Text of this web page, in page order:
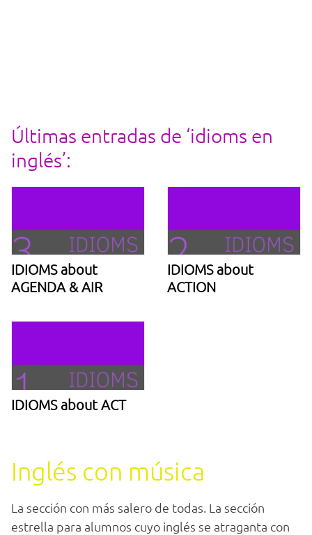
Últimas entradas de ‘idioms en
inglés’:
IDIOMS about
AGENDA & AIR
IDIOMS about
ACTION
IDIOMS about ACT
Inglés con música
La sección con más salero de todas. La sección
estrella para alumnos cuyo inglés se atraganta con